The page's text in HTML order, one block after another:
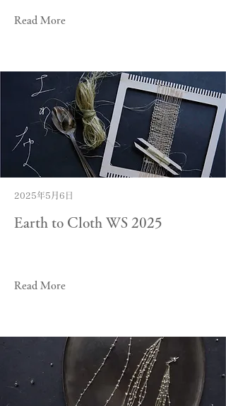
Read More
2025年5月6日
Earth to Cloth WS 2025
Read More